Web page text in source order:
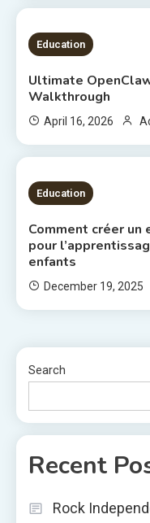
6 MINS READ
Education
Ultimate
Walkthrough
April 16, 2026
7 MINS READ
Education
Comment créer
pour
enfants
December 19, 2025
Search
Recent
Rock